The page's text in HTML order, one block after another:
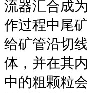
流器汇合成
作过程中尾
给矿管沿切
体，并在其
中的粗颗粒